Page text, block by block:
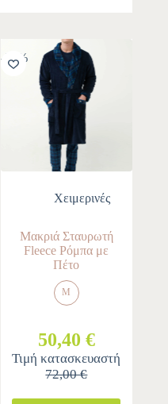
-30%
Χειμερινές
Μακριά Σταυρωτή
Fleece Ρόμπα με
Πέτο
M
50,40 €
Τιμή κατασκευαστή
72,00 €